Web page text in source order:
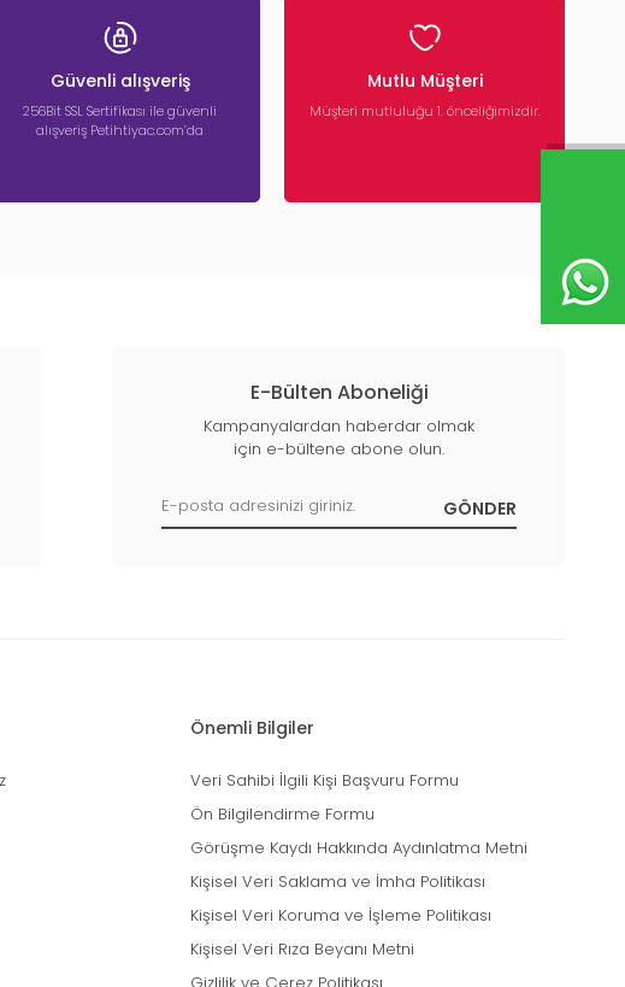
Güvenli alışveriş
256Bit SSL Sertifikası ile güvenli
alışveriş Petihtiyac.com’da
Mutlu Müşteri
Müşteri mutluluğu 1. önceliğimizdir.
E-Bülten Aboneliği
Kampanyalardan haberdar olmak
için e-bültene abone olun.
Önemli Bilgiler
Veri Sahibi İlgili Kişi Başvuru Formu
Ön Bilgilendirme Formu
Görüşme Kaydı Hakkında Aydınlatma Metni
Kişisel Veri Saklama ve İmha Politikası
Kişisel Veri Koruma ve İşleme Politikası
Kişisel Veri Rıza Beyanı Metni